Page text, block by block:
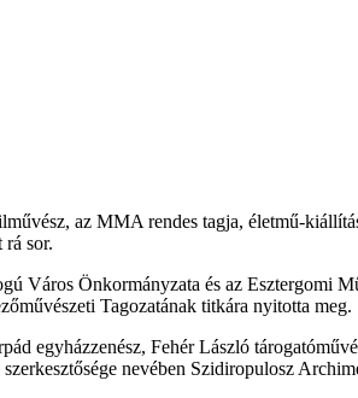
az MMA rendes tagja, életmű-
rá sor.
Város Önkormányzata és az Esztergomi
Tagozatának titkára nyitotta meg.
egyházzenész, Fehér László
nevében Szidiropulosz